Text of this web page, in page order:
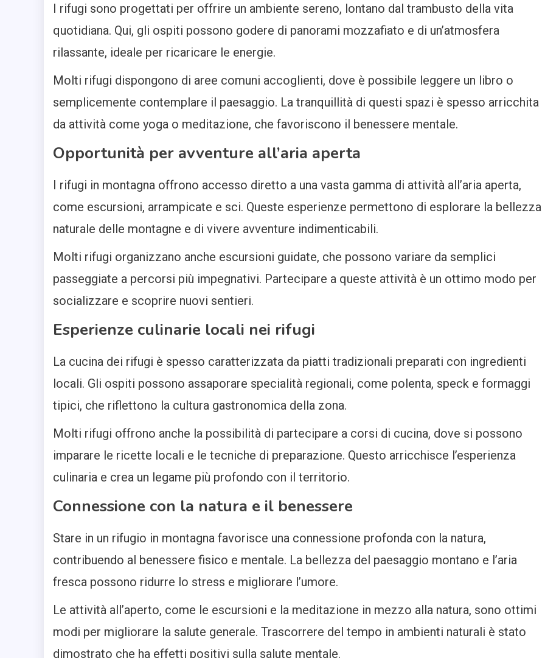
I rifugi sono progettati per offrire un ambiente sereno, lontano dal trambusto della vita
quotidiana. Qui, gli ospiti possono godere di panorami mozzafiato e di un’atmosfera
rilassante, ideale per ricaricare le energie.
Molti rifugi dispongono di aree comuni accoglienti, dove è possibile leggere un libro o
semplicemente contemplare il paesaggio. La tranquillità di questi spazi è spesso arricchita
da attività come yoga o meditazione, che favoriscono il benessere mentale.
Opportunità per avventure all’aria aperta
I rifugi in montagna offrono accesso diretto a una vasta gamma di attività all’aria aperta,
come escursioni, arrampicate e sci. Queste esperienze permettono di esplorare la bellezza
naturale delle montagne e di vivere avventure indimenticabili.
Molti rifugi organizzano anche escursioni guidate, che possono variare da semplici
passeggiate a percorsi più impegnativi. Partecipare a queste attività è un ottimo modo per
socializzare e scoprire nuovi sentieri.
Esperienze culinarie locali nei rifugi
La cucina dei rifugi è spesso caratterizzata da piatti tradizionali preparati con ingredienti
locali. Gli ospiti possono assaporare specialità regionali, come polenta, speck e formaggi
tipici, che riflettono la cultura gastronomica della zona.
Molti rifugi offrono anche la possibilità di partecipare a corsi di cucina, dove si possono
imparare le ricette locali e le tecniche di preparazione. Questo arricchisce l’esperienza
culinaria e crea un legame più profondo con il territorio.
Connessione con la natura e il benessere
Stare in un rifugio in montagna favorisce una connessione profonda con la natura,
contribuendo al benessere fisico e mentale. La bellezza del paesaggio montano e l’aria
fresca possono ridurre lo stress e migliorare l’umore.
Le attività all’aperto, come le escursioni e la meditazione in mezzo alla natura, sono ottimi
modi per migliorare la salute generale. Trascorrere del tempo in ambienti naturali è stato
dimostrato che ha effetti positivi sulla salute mentale.